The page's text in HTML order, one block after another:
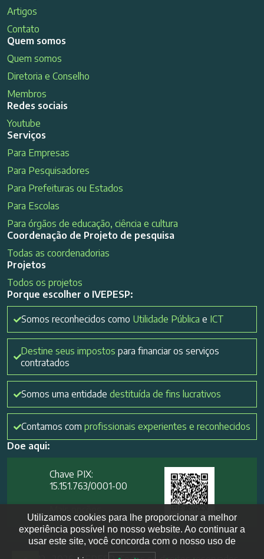
Artigos
Contato
Quem somos
Quem somos
Diretoria e Conselho
Membros
Redes sociais
Youtube
Serviços
Para Empresas
Para Pesquisadores
Para Prefeituras ou Estados
Para Escolas
Para órgãos de educação, ciência e cultura
Coordenação de Projeto de pesquisa
Todas as coordenadorias
Projetos
Todos os projetos
Porque escolher o IVEPESP:
Somos reconhecidos como Utilidade Pública e ICT
Destine seus impostos para financiar os serviços
contratados
Somos uma entidade destituída de fins lucrativos
Contamos com profissionais experientes e reconhecidos
Doe aqui:
Chave PIX:
15.151.763/0001-00​
Utilizamos cookies para lhe proporcionar a melhor
experiência possível no nosso website. Ao continuar a
usar este site, você concorda com o nosso uso de